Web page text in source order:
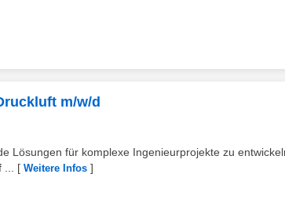
m/w/d
Lösungen für komplexe Ingenieurprojekte zu
[ Weitere Infos ]